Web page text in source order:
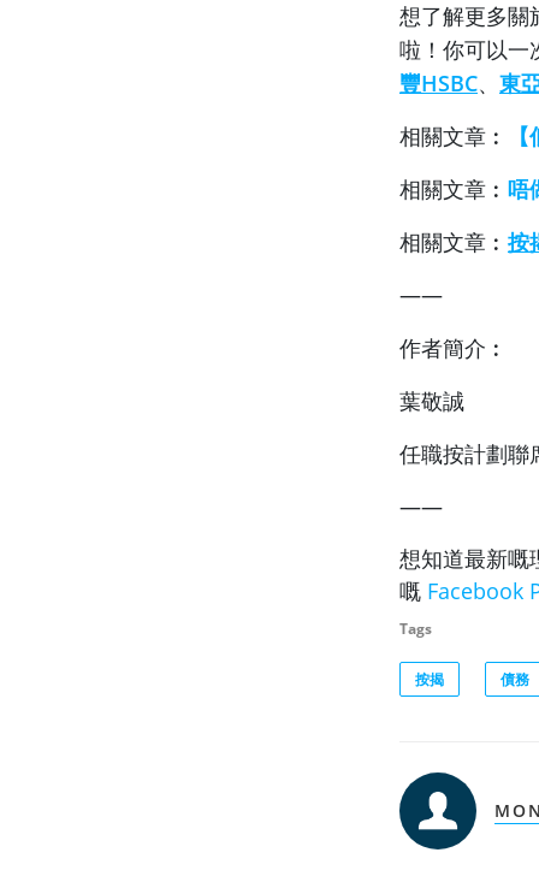
想了解更多
啦！你可以一
豐HSBC、 東
相關文章︰
相關文章︰ 唔
相關文章︰ 按
——
作者簡介︰
葉敬誠
任職按計劃
——
想知道最新
嘅 Facebook
Tags
按揭 債務